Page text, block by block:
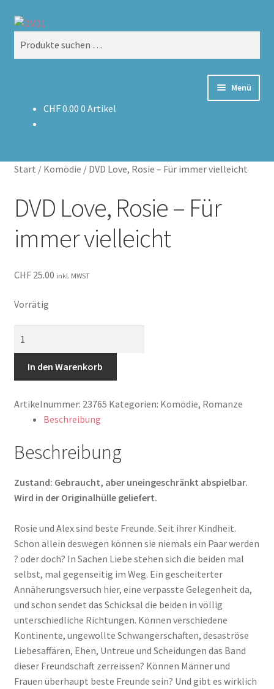
Zur
Zum
Suchen
Menü
CHF0.00 0 Artikel
Start / Komödie / DVD Love, Rosie – Für immer vielleicht
DVD Love, Rosie – Für
immer vielleicht
CHF25.00 inkl. MWST
Vorrätig
Für
vielleicht
Menge
In den Warenkorb
Artikelnummer: 23765 Kategorien: Komödie, Romanze
Beschreibung
Beschreibung
Zustand: Gebraucht, aber uneingeschränkt abspielbar.
Wird in der Originalhülle geliefert.
Rosie und Alex sind beste Freunde. Seit ihrer Kindheit.
Schon allein deswegen können sie niemals ein Paar werden
? oder doch? In Sachen Liebe stehen sich die beiden mal
selbst, mal gegenseitig im Weg. Ein gescheiterter
Annäherungsversuch hier, eine verpasste Gelegenheit da,
und schon sendet das Schicksal die beiden in völlig
unterschiedliche Richtungen. Können verschiedene
Kontinente, ungewollte Schwangerschaften, desaströse
Liebesaffären, Ehen, Untreue und Scheidungen das Band
dieser Freundschaft zerreissen? Können Männer und
Frauen überhaupt beste Freunde sein? Und gibt es wirklich